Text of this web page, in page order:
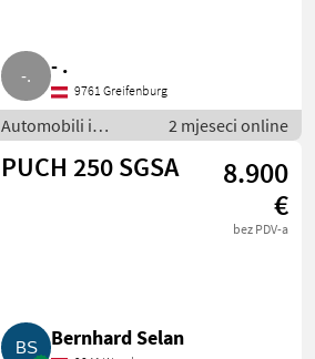
- .
9761 Greifenburg
Automobili i
motocikli / Motori
2 mjeseci online
PUCH 250 SGSA
8.900
€
bez PDV-a
Bernhard Selan